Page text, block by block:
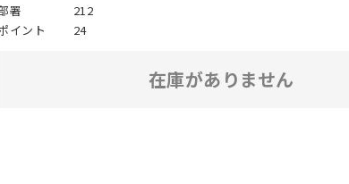
署
212
イント
24
在庫がありません